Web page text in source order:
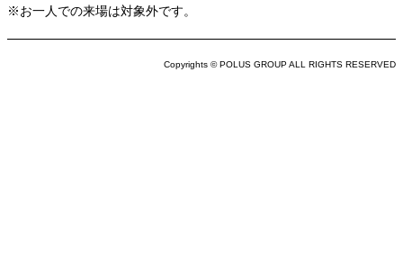
※お一人での来場は対象外です。
Copyrights © POLUS GROUP ALL RIGHTS RESERVED